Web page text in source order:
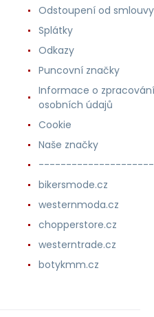
Odstoupení od smlouvy
Splátky
Odkazy
Puncovní značky
Informace o zpracování
osobních údajů
Cookie
Naše značky
bikersmode.cz
westernmoda.cz
chopperstore.cz
westerntrade.cz
botykmm.cz